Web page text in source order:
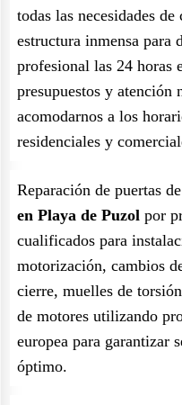
todas las necesidades
estructura inmensa para
profesional las 24 horas
presupuestos y atención
acomodarnos a los
residenciales y
Reparación de puertas
en Playa de Puzol por
cualificados para
motorización, cambios
cierre, muelles de
de motores utilizando
europea para garantizar
óptimo.